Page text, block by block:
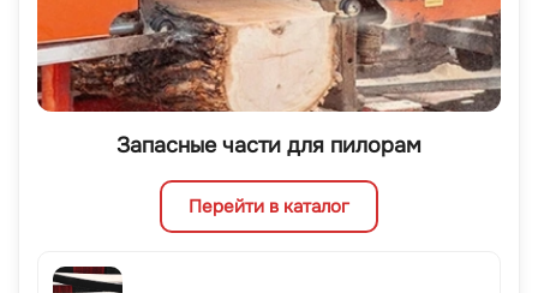
Запасные части для пилорам
Перейти в каталог